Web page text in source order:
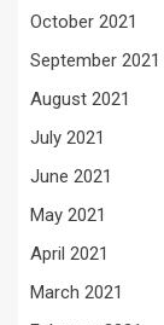
October 2021
September 2021
August 2021
July 2021
June 2021
May 2021
April 2021
March 2021